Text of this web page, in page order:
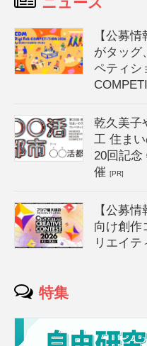
【公募
がタッグ
ペティシ
乾久美子
工 住ま
20回記念
催[PR]
【公募
向け創作
リエイテ
特集